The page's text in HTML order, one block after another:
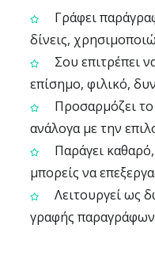
Γράφει
δίνεις,
Σου επιτρέπει
επίσημο, φιλικό,
Προσαρμόζει
ανάλογα με την
Παράγει
μπορείς να
Λειτουργεί ως
γραφής